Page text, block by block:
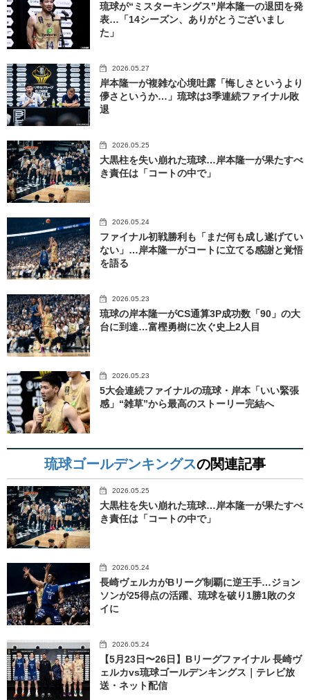
琉球が“ミスターキングス”岸本隆一の退団を発
表…「14シーズン、ありがとうございまし
た」
2026.05.27
岸本隆一が複雑な心境吐露「悔しさというより
儚さというか…」琉球は3季連続ファイナル敗
退
2026.05.25
大黒柱を失い崩れた琉球…岸本隆一が果たすべ
き責任は「コートの中で」
2026.05.24
ファイナル初戦勝利も「まだ何も成し遂げてい
ない」…岸本隆一がコートに立てる感謝と覚悟
を語る
2026.05.23
琉球の岸本隆一がCS通算3P成功数「90」の大
台に到達…富樫勇樹に次ぐ史上2人目
2026.05.23
5大会連続ファイナルの琉球・岸本「いい緊張
感」“雑草”から最高のストーリー完結へ
琉球ゴールデンキングスの関連記事
2026.05.25
大黒柱を失い崩れた琉球…岸本隆一が果たすべ
き責任は「コートの中で」
2026.05.24
長崎ヴェルカがBリーグ制覇に逆王手…ジョン
ソンが25得点の活躍、琉球を破り1勝1敗のタ
イに
2026.05.24
【5月23日〜26日】Bリーグファイナル 長崎ヴ
ェルカvs琉球ゴールデンキングス｜テレビ放
送・ネット配信